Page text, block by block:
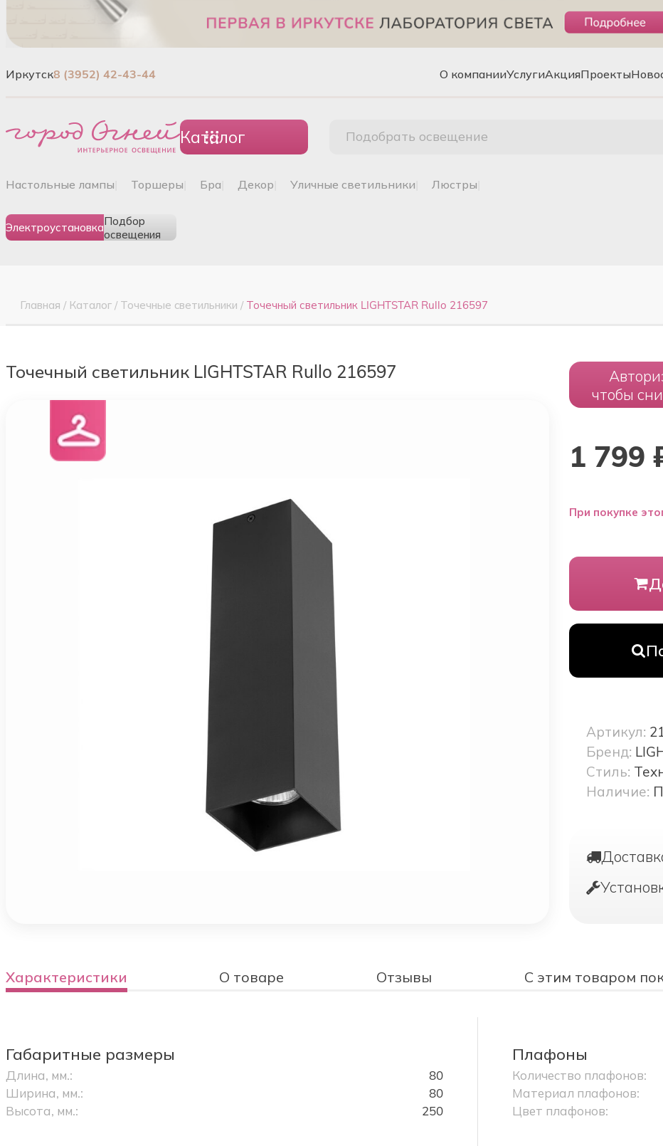
Иркутск8 (3952) 42-43-44 О компанииУслугиАкцияПроекты
Каталог Подобрать освещение
настольные лампы торшеры бра декор уличные светильники люстры
ЭлектроустановкаПодбор
освещения
Главная / Каталог / Точечные cветильники / Точечный светильник LIGHTSTAR Rullo 216597
Точечный светильник LIGHTSTAR Rullo 216597
чтобы
1 799
При покупке
Артикул:
Бренд:
Стиль:
Наличие:
Характеристики О товаре Отзывы С этим товаром
Габаритные размеры
Длина, мм.:
80
Ширина, мм.:
80
Высота, мм.:
250
Плафоны
Количество плафонов:
Материал плафонов:
Цвет плафонов: